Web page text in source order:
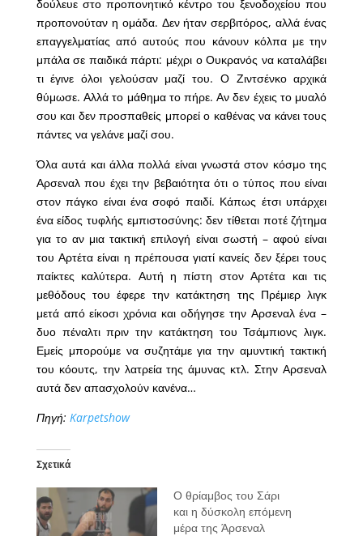
δούλευε στο προπονητικό κέντρο του ξενοδοχείου που
προπονούταν η ομάδα. Δεν ήταν σερβιτόρος, αλλά ένας
επαγγελματίας από αυτούς που κάνουν κόλπα με την
μπάλα σε παιδικά πάρτι: μέχρι ο Ουκρανός να καταλάβει
τι έγινε όλοι γελούσαν μαζί του. Ο Ζιντσένκο αρχικά
θύμωσε. Αλλά το μάθημα το πήρε. Αν δεν έχεις το μυαλό
σου και δεν προσπαθείς μπορεί ο καθένας να κάνει τους
πάντες να γελάνε μαζί σου.
Όλα αυτά και άλλα πολλά είναι γνωστά στον κόσμο της
Αρσεναλ που έχει την βεβαιότητα ότι ο τύπος που είναι
στον πάγκο είναι ένα σοφό παιδί. Κάπως έτσι υπάρχει
ένα είδος τυφλής εμπιστοσύνης: δεν τίθεται ποτέ ζήτημα
για το αν μια τακτική επιλογή είναι σωστή – αφού είναι
του Αρτέτα είναι η πρέπουσα γιατί κανείς δεν ξέρει τους
παίκτες καλύτερα. Αυτή η πίστη στον Αρτέτα και τις
μεθόδους του έφερε την κατάκτηση της Πρέμιερ λιγκ
μετά από είκοσι χρόνια και οδήγησε την Αρσεναλ ένα –
δυο πέναλτι πριν την κατάκτηση του Τσάμπιονς λιγκ.
Εμείς μπορούμε να συζητάμε για την αμυντική τακτική
του κόουτς, την λατρεία της άμυνας κτλ. Στην Αρσεναλ
αυτά δεν απασχολούν κανένα…
Πηγή: Karpetshow
Σχετικά
Ο θρίαμβος του Σάρι
και η δύσκολη επόμενη
μέρα της Άρσεναλ